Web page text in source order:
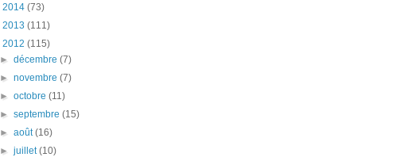
2014 (73)
2013 (111)
2012 (115)
►décembre(7)
►novembre(7)
►octobre(11)
►septembre(15)
►août(16)
►juillet(10)